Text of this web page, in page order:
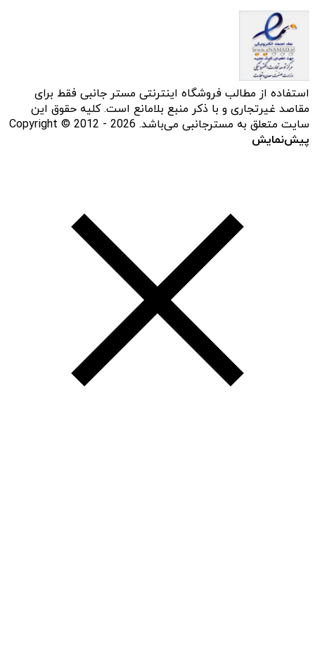
استفاده از مطالب فروشگاه اینترنتی مستر جانبی فقط برای
مقاصد غیرتجاری و با ذکر منبع بلامانع است. کلیه حقوق این
سایت متعلق به مسترجانبی می‌باشد. Copyright © 2012 - 2026
پیش‌نمایش